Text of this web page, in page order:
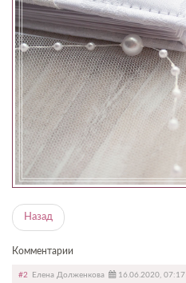
Назад
Комментарии
#2 Елена Долженкова 16.06.2020, 07:17